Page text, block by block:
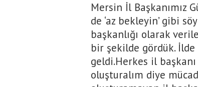
Mersin İl Başkanımız
de ‘az bekleyin’ gibi
başkanlığı olarak
bir şekilde gördük.
geldi.Herkes il
oluşturalım diye